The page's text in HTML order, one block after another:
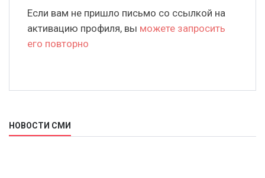
Если вам не пришло письмо со ссылкой на
активацию профиля, вы можете запросить
его повторно
НОВОСТИ СМИ